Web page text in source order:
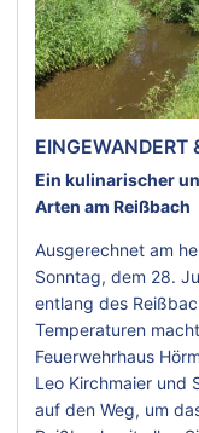
EINGEWANDERT
Ein kulinarischer
Arten am Reißbach
Ausgerechnet am
Sonntag, dem 28.
entlang des
Temperaturen
Feuerwehrhaus
Leo Kirchmaier und
auf den Weg, um